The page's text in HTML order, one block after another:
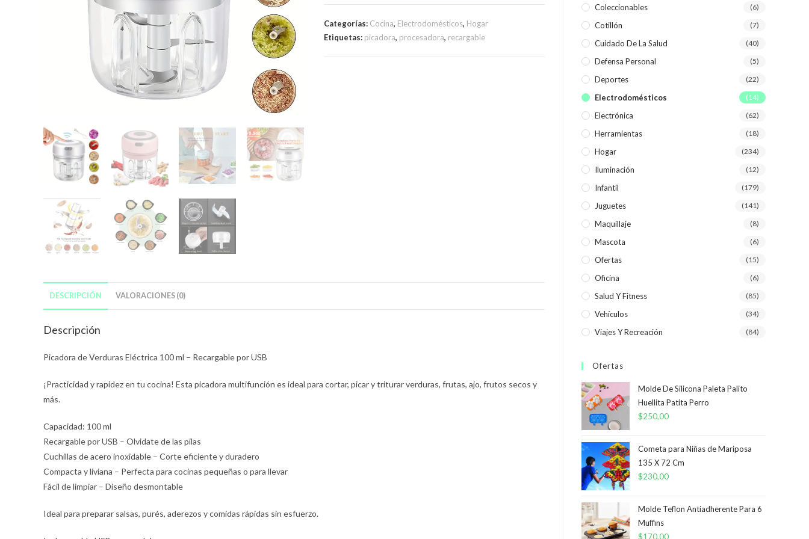
Recargable
Categorías: Cocina, Electrodomésticos, Hogar
Etiquetas: picadora, procesadora, recargable
DESCRIPCIÓN VALORACIONES (0)
Descripción
Picadora de Verduras Eléctrica 100 ml – Recargable por USB
¡Practicidad y rapidez en tu cocina! Esta picadora multifunción es ideal para cortar, picar y triturar verduras, frutas, ajo, frutos secos y
más.
Capacidad: 100 ml
Recargable por USB – Olvidate de las pilas
Cuchillas de acero inoxidable – Corte eficiente y duradero
Compacta y liviana – Perfecta para cocinas pequeñas o para llevar
Fácil de limpiar – Diseño desmontable
Ideal para preparar salsas, purés, aderezos y comidas rápidas sin esfuerzo.
Coleccionables (6)
Cotillón (7)
Cuidado De La Salud (40)
Defensa Personal (5)
Deportes (22)
Electrodomésticos (14)
Electrónica (62)
Herramientas (18)
Hogar (234)
Iluminación (12)
Infantil (179)
Juguetes (141)
Maquillaje (8)
Mascota (6)
Ofertas (15)
Oficina (6)
Salud Y Fitness (85)
Vehículos (34)
Viajes Y Recreación (84)
Ofertas
Molde De Silicona Paleta Palito
Huellita Patita Perro
$250,00
Cometa para Niñas de Mariposa
135 X 72 Cm
$230,00
Molde Teflon Antiadherente Para 6
Muffins
$170,00